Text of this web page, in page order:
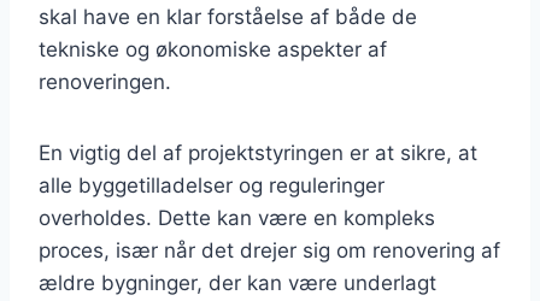
skal have en klar forståelse af både de
tekniske og økonomiske aspekter af
renoveringen.
En vigtig del af projektstyringen er at sikre, at
alle byggetilladelser og reguleringer
overholdes. Dette kan være en kompleks
proces, især når det drejer sig om renovering af
ældre bygninger, der kan være underlagt